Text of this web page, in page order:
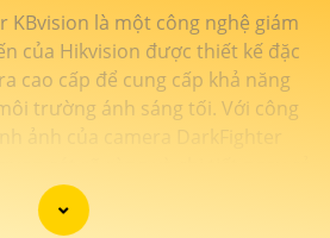
KBvision là một công nghệ giám
của Hikvision được thiết kế đặc
cao cấp để cung cấp khả năng
trường ánh sáng tối. Với công
ảnh của camera DarkFighter
yếu. Công nghệ DarkFighter
cung cấp khả năng tái tạo màu